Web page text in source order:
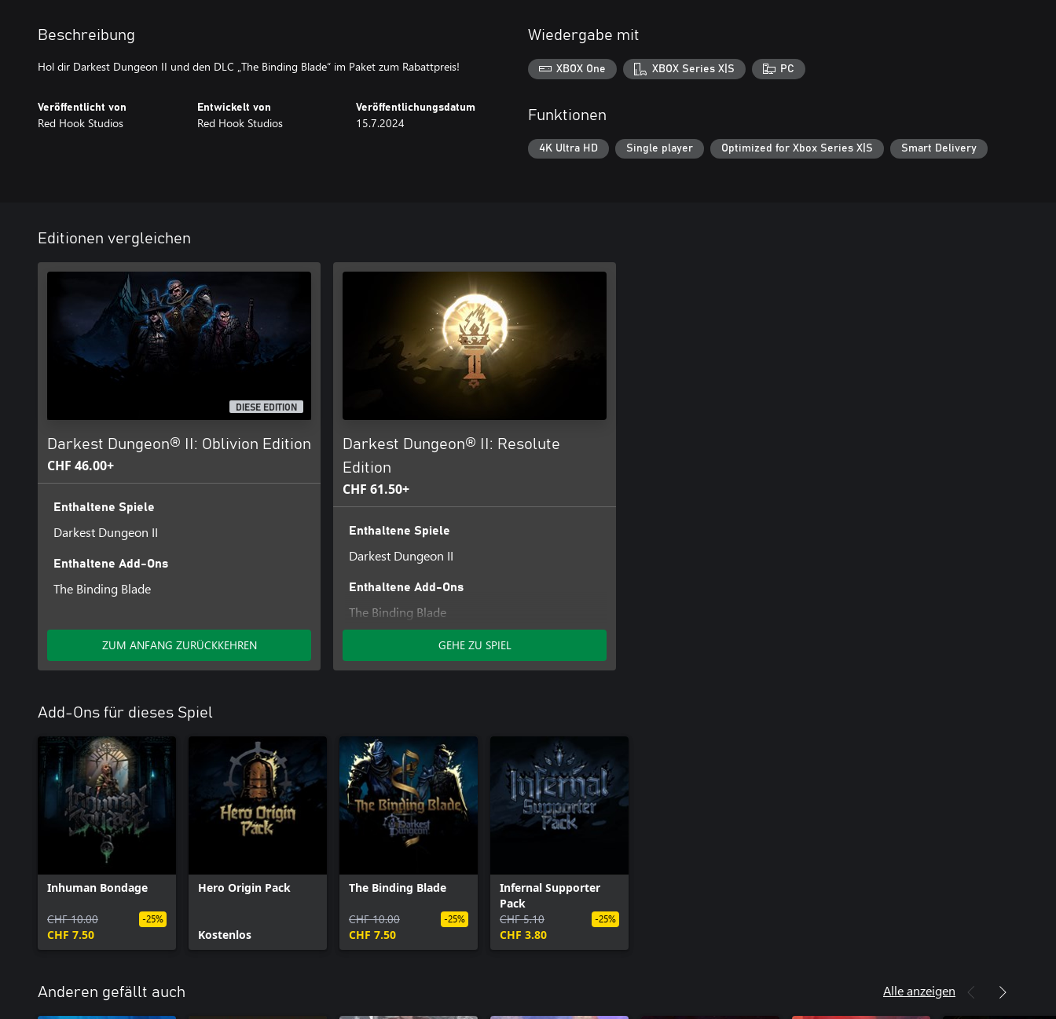
Beschreibung
Hol dir Darkest Dungeon II und den DLC „The Binding Blade“ im Paket zum Rabattpreis!
Veröffentlicht von
Red Hook Studios
Entwickelt von
Red Hook Studios
Veröffentlichungsdatum
15.7.2024
Wiedergabe mit
XBOX One XBOX Series X|S PC
Funktionen
4K Ultra HD Single player Optimized for Xbox Series X|S Smart Delivery
Editionen vergleichen
DIESE EDITION
Darkest Dungeon® II: Oblivion Edition
CHF 46.00+
Enthaltene Spiele
Darkest Dungeon II
Enthaltene Add-Ons
The Binding Blade
ZUM ANFANG ZURÜCKKEHREN
Darkest Dungeon® II: Resolute
Edition
CHF 61.50+
Enthaltene Spiele
Darkest Dungeon II
Enthaltene Add-Ons
The Binding Blade
Inhuman Bondage
Infernal Supporter Pack
Hero Origin Pack
GEHE ZU SPIEL
Add-Ons für dieses Spiel
Inhuman Bondage
CHF 10.00
CHF 7.50
-25%
Hero Origin Pack
Kostenlos
The Binding Blade
CHF 10.00
CHF 7.50
-25%
Infernal Supporter
Pack
CHF 5.10
CHF 3.80
-25%
Anderen gefällt auch Alle anzeigen